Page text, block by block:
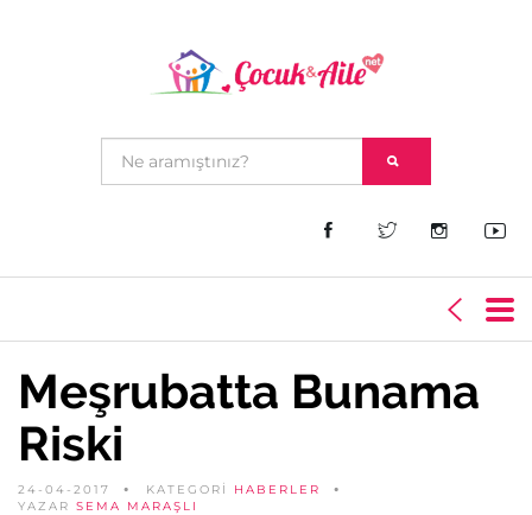
Meşrubatta Bunama
Riski
24-04-2017 KATEGORİ HABERLER
YAZAR SEMA MARAŞLI